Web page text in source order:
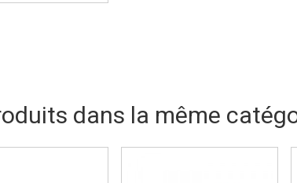
dans la même